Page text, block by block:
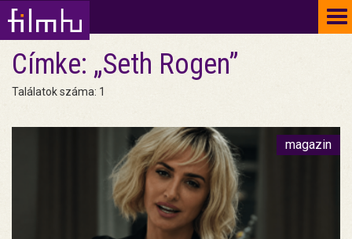
Címke: „Seth Rogen”
Találatok száma: 1
magazin